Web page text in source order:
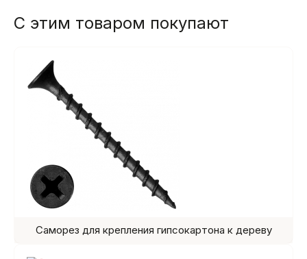
С этим товаром покупают
Саморез для крепления гипсокартона к дереву